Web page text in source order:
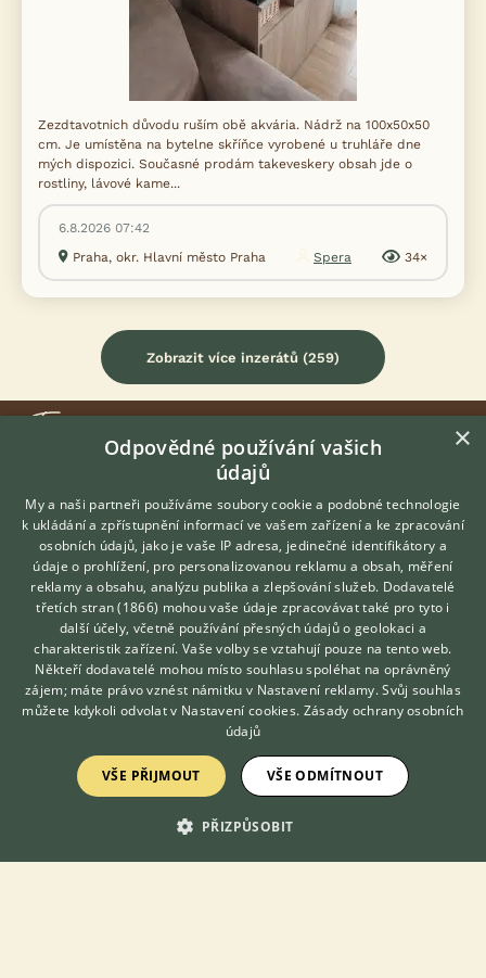
Zezdtavotnich důvodu ruším obě akvária. Nádrž na 100x50x50
cm. Je umístěna na bytelne skříňce vyrobené u truhláře dne
mých dispozici. Současné prodám takeveskery obsah jde o
rostliny, lávové kame...
6.8.2026 07:42
Praha, okr. Hlavní město Praha
Spera 34×
Zobrazit více inzerátů (259)
KONTAKT DO REDAKCE WEBU
redakce@ifauna.cz
nonstop
DOMOVSKÁ STRÁNKA
INZERCE
DISKUSE
ČLÁNKY
O nás
Kontakt
Hledáte zvířecího kamaráda?
Zdarma vám poradí
VETERINÁŘ ONLINE
KONZULTOVAT S
VETERINÁŘEM
×
Odpovědné používání vašich
údajů
My a naši partneři používáme soubory cookie a podobné technologie
k ukládání a zpřístupnění informací ve vašem zařízení a ke zpracování
osobních údajů, jako je vaše IP adresa, jedinečné identifikátory a
údaje o prohlížení, pro personalizovanou reklamu a obsah, měření
reklamy a obsahu, analýzu publika a zlepšování služeb. Dodavatelé
třetích stran (1866) mohou vaše údaje zpracovávat také pro tyto i
další účely, včetně používání přesných údajů o geolokaci a
charakteristik zařízení. Vaše volby se vztahují pouze na tento web.
Někteří dodavatelé mohou místo souhlasu spoléhat na oprávněný
zájem; máte právo vznést námitku v Nastavení reklamy. Svůj souhlas
můžete kdykoli odvolat v Nastavení cookies. Zásady ochrany osobních
údajů
VŠE PŘIJMOUT VŠE ODMÍTNOUT
PŘIZPŮSOBIT